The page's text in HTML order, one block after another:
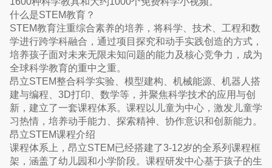
什么是STEM教育？
STEM教育注重综合素养的培养，将科学、技术、工程和数
学进行跨学科融合，通过项目探究和动手实践创造的方式，
培养孩子面对未来无限未知问题的能力及核心竞争力，成为
全球科学教育的重中之重。
昂立STEM整合科学实验、模型建构、机械能源、机器人搭
建与编程、3D打印、数学等，并聚焦科学技术的应用与创
新，建立了一套课程体系。课程以儿童为中心，激发儿童学
习热情，培养动手能力、探索精神、协作意识和创新能力。
昂立STEM课程介绍
课程体系上，昂立STEM已经搭建了3-12岁的全系列课程框
架，涵盖了幼儿园和小学阶段。课程研发中心基于孩子的生